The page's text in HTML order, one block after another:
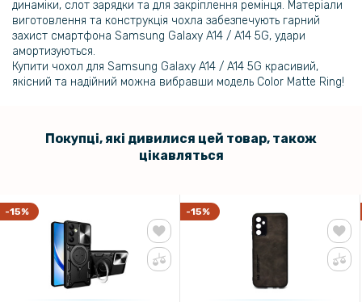
динаміки, слот зарядки та для закріплення ремінця. Матеріали
виготовлення та конструкція чохла забезпечують гарний
захист смартфона Samsung Galaxy A14 / A14 5G, удари
амортизуються.
Купити чохол для Samsung Galaxy A14 / A14 5G красивий,
якісний та надійний можна вибравши модель Color Matte Ring!
Покупці, які дивилися цей товар, також
цікавляться
-15% -15%